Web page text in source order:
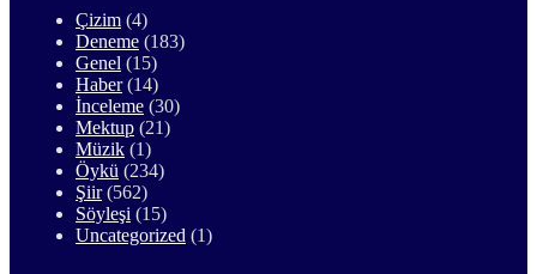
Çizim (4)
Deneme (183)
Genel (15)
Haber(14)
İnceleme (30)
Mektup (21)
Müzik (1)
Öykü (234)
Şiir(562)
Söyleşi (15)
Uncategorized (1)